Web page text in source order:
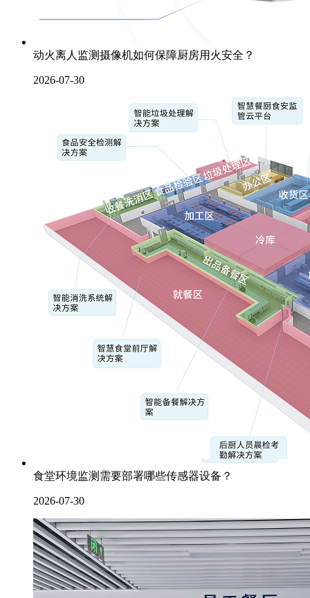
动火离人监测摄像机如何保障厨房用火安全？
2026-07-30
食堂环境监测需要部署哪些传感器设备？
2026-07-30